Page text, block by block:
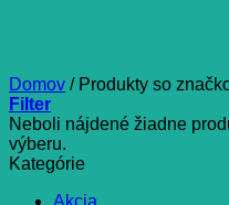
Domov /Produkty so
Filter
Neboli nájdené žiadne
výberu.
Kategórie
Akcia